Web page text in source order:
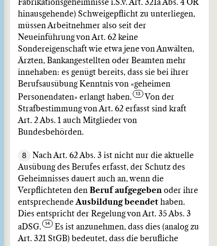
Fabrikationsgeheimnisse i.S.v. Art. 321a Abs. 4 OR
hinausgehende) Schweigepflicht zu unterliegen,
müssen Arbeitnehmer also seit der
Neueinführung von Art. 62 keine
Sondereigenschaft wie etwa jene von Anwälten,
Ärzten, Bankangestellten oder Beamten mehr
innehaben: es genügt bereits, dass sie bei ihrer
Berufsausübung Kenntnis von «geheimen
Personendaten» erlangt haben.
Von der
Strafbestimmung von Art. 62 erfasst sind kraft
Art. 2 Abs. 1 auch Mitglieder von
Bundesbehörden.
8
Nach Art. 62 Abs. 3 ist nicht nur die aktuelle
Ausübung des Berufes erfasst, der Schutz des
Geheimnisses dauert auch an, wenn die
Verpflichteten den Beruf aufgegeben oder ihre
entsprechende Ausbildung beendet haben.
Dies entspricht der Regelung von Art. 35 Abs. 3
aDSG.
Es ist anzunehmen, dass dies (analog zu
Art. 321 StGB) bedeutet, dass die berufliche